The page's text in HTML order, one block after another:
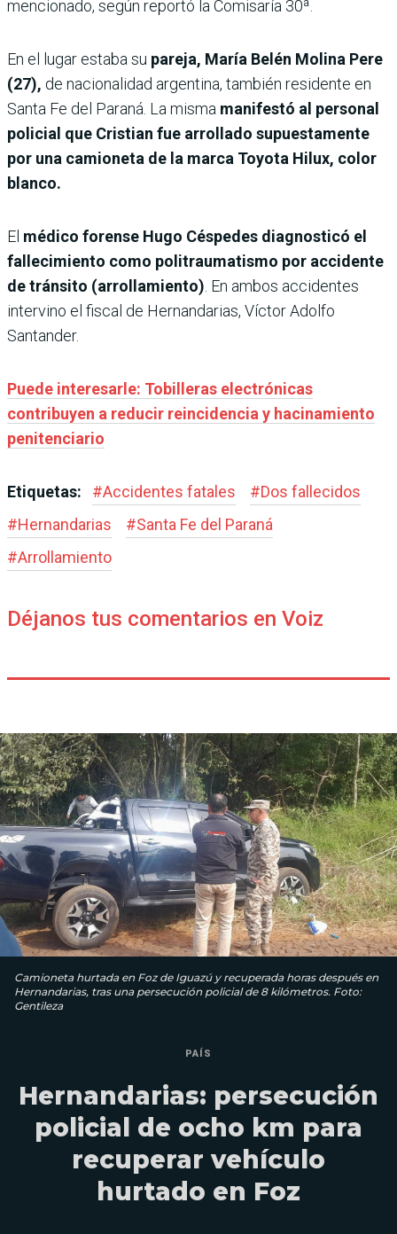
mencionado, según reportó la Comisaría 30ª.
En el lugar estaba su pareja, María Belén Molina Pere
(27), de nacionalidad argentina, también residente en
Santa Fe del Paraná. La misma manifestó al personal
policial que Cristian fue arrollado supuestamente
por una camioneta de la marca Toyota Hilux, color
blanco.
El médico forense Hugo Céspedes diagnosticó el
fallecimiento como politraumatismo por accidente
de tránsito (arrollamiento). En ambos accidentes
intervino el fiscal de Hernandarias, Víctor Adolfo
Santander.
Puede interesarle: Tobilleras electrónicas
contribuyen a reducir reincidencia y hacinamiento
penitenciario
Etiquetas: #Accidentes fatales #Dos fallecidos
#Hernandarias #Santa Fe del Paraná
#Arrollamiento
Déjanos tus comentarios en Voiz
Camioneta hurtada en Foz de Iguazú y recuperada horas después en
Hernandarias, tras una persecución policial de 8 kilómetros. Foto:
Gentileza
PAÍS
Hernandarias: persecución
policial de ocho km para
recuperar vehículo
hurtado en Foz